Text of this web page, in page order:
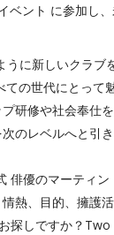
ント に参加し
うに新しいクラ
の世代にとって
研修や社会奉仕
のレベルへと引
俳優のマーティ
熱、目的、擁護活
探しですか？